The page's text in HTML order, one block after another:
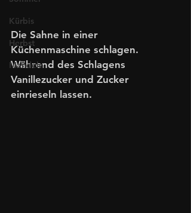
Kürbis
Herbst
Mandeln
Die Sahne in einer
Küchenmaschine schlagen.
Während des Schlagens
Vanillezucker und Zucker
einrieseln lassen.